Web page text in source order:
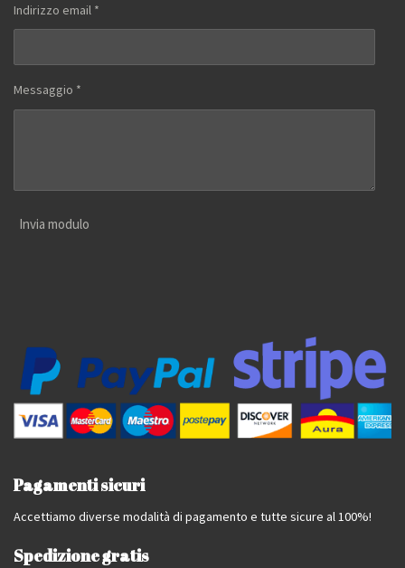
Indirizzo email *
Messaggio *
Invia modulo
Pagamenti sicuri
Accettiamo diverse modalità di pagamento e tutte sicure al 100%!
Spedizione gratis